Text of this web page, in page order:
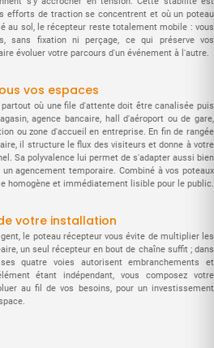
efforts de traction se concentrent et où un poteau
au sol, le récepteur reste totalement mobile : vous
sans fixation ni perçage, ce qui préserve vos
évoluer votre parcours d'un événement à l'autre.
vos espaces
où une file d'attente doit être canalisée puis
agence bancaire, hall d'aéroport ou de gare,
ou zone d'accueil en entreprise. En fin de rangée
il structure le flux des visiteurs et donne à votre
Sa polyvalence lui permet de s'adapter aussi bien
agencement temporaire. Combiné à vos poteaux
homogène et immédiatement lisible pour le public.
votre installation
le poteau récepteur vous évite de multiplier les
un seul récepteur en bout de chaîne suffit ; dans
quatre voies autorisent embranchements et
étant indépendant, vous composez votre
au fil de vos besoins, pour un investissement